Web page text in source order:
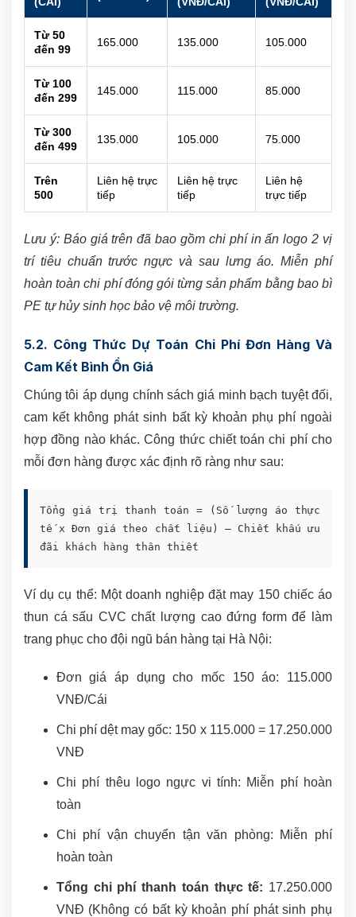
Từ 50
đến 99
165.000 135.000 105.000
Từ 100
đến 299
145.000 115.000 85.000
Từ 300
đến 499
135.000 105.000 75.000
Trên
500
Liên hệ trực
tiếp
Liên hệ trực
tiếp
Liên hệ
trực tiếp
Lưu ý: Báo giá trên đã bao gồm chi phí in ấn logo 2 vị
trí tiêu chuẩn trước ngực và sau lưng áo. Miễn phí
hoàn toàn chi phí đóng gói từng sản phẩm bằng bao bì
PE tự hủy sinh học bảo vệ môi trường.
5.2. Công Thức Dự Toán Chi Phí Đơn Hàng Và
Cam Kết Bình Ổn Giá
Chúng tôi áp dụng chính sách giá minh bạch tuyệt đối,
cam kết không phát sinh bất kỳ khoản phụ phí ngoài
hợp đồng nào khác. Công thức chiết toán chi phí cho
mỗi đơn hàng được xác định rõ ràng như sau:
Tổng giá trị thanh toán = (Số lượng áo thực
tế x Đơn giá theo chất liệu) – Chiết khấu ưu
đãi khách hàng thân thiết
Ví dụ cụ thể: Một doanh nghiệp đặt may 150 chiếc áo
thun cá sấu CVC chất lượng cao đứng form để làm
trang phục cho đội ngũ bán hàng tại Hà Nội:
Đơn giá áp dụng cho mốc 150 áo: 115.000
VNĐ/Cái
Chi phí dệt may gốc: 150 x 115.000 = 17.250.000
VNĐ
Chi phí thêu logo ngực vi tính: Miễn phí hoàn
toàn
Chi phí vận chuyển tận văn phòng: Miễn phí
hoàn toàn
Tổng chi phí thanh toán thực tế: 17.250.000
VNĐ (Không có bất kỳ khoản phí phát sinh phụ